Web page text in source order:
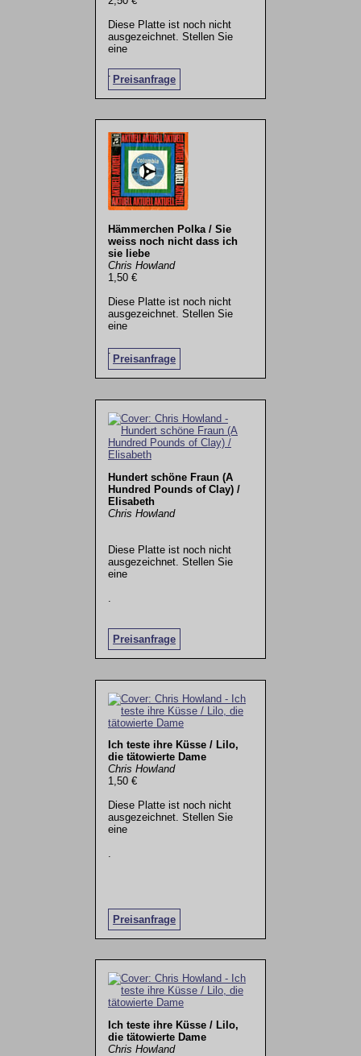
Diese Platte ist noch nicht
ausgezeichnet. Stellen Sie
eine
Preisanfrage
.
Hämmerchen Polka / Sie
weiss noch nicht dass ich
sie liebe
Chris Howland
1,50 €
Diese Platte ist noch nicht
ausgezeichnet. Stellen Sie
eine
Preisanfrage
.
Hundert schöne Fraun (A
Hundred Pounds of Clay) /
Elisabeth
Chris Howland
Diese Platte ist noch nicht
ausgezeichnet. Stellen Sie
eine
Preisanfrage
Ich teste ihre Küsse / Lilo,
die tätowierte Dame
Chris Howland
1,50 €
Diese Platte ist noch nicht
ausgezeichnet. Stellen Sie
eine
Preisanfrage
.
Ich teste ihre Küsse / Lilo,
die tätowierte Dame
Chris Howland